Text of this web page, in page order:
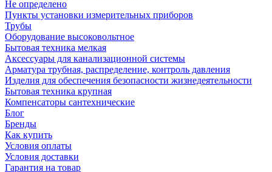
Не определено
Пункты установки измерительных приборов
Трубы
Оборудование высоковольтное
Бытовая техника мелкая
Аксессуары для канализационной системы
Арматура трубная, распределение, контроль давления
Изделия для обеспечения безопасности жизнедеятельности
Бытовая техника крупная
Компенсаторы сантехнические
Блог
Бренды
Как купить
Условия оплаты
Условия доставки
Гарантия на товар